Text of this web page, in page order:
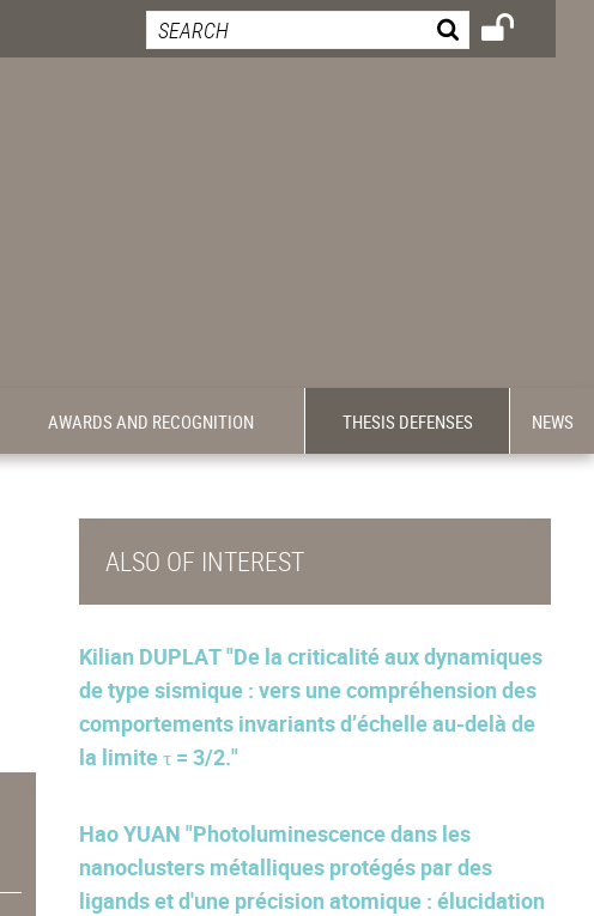
AWARDS AND RECOGNITION THESIS DEFENSES NEWS
ALSO OF INTEREST
Kilian DUPLAT "De la criticalité aux dynamiques
de type sismique : vers une compréhension des
comportements invariants d’échelle au-delà de
la limite τ = 3/2."
Hao YUAN "Photoluminescence dans les
nanoclusters métalliques protégés par des
ligands et d'une précision atomique : élucidation